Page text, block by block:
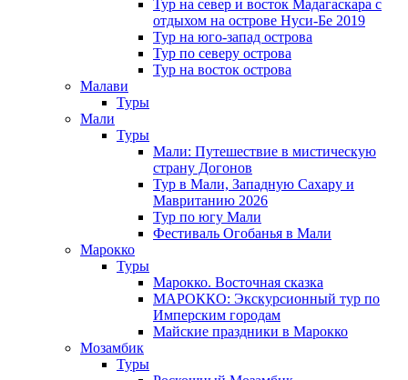
Тур на север и восток Мадагаскара с
отдыхом на острове Нуси-Бе 2019
Тур на юго-запад острова
Тур по северу острова
Тур на восток острова
Малави
Туры
Мали
Туры
Мали: Путешествие в мистическую
страну Догонов
Тур в Мали, Западную Сахару и
Мавританию 2026
Тур по югу Мали
Фестиваль Огобанья в Мали
Марокко
Туры
Марокко. Восточная сказка
МАРОККО: Экскурсионный тур по
Имперским городам
Майские праздники в Марокко
Мозамбик
Туры